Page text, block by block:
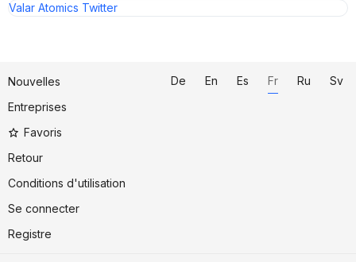
Valar Atomics Twitter
Nouvelles
Entreprises
Favoris
Retour
Conditions d'utilisation
Se connecter
Registre
De En Es Fr Ru Sv